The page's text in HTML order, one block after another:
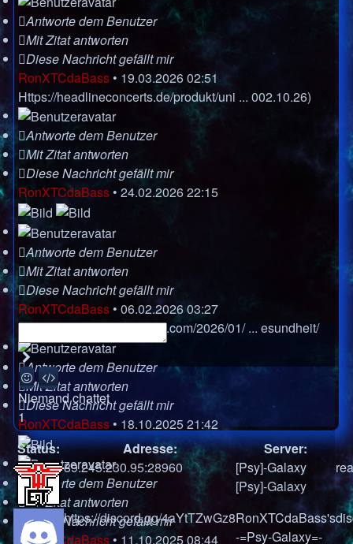
Antworte dem Benutzer
Mit Zitat antworten
Diese Nachricht gefällt mir
RonXTCdaBass • 19.03.2026 02:51
Https://headlineconcerts.de/produkt/uni ... 002.10.26)
Antworte dem Benutzer
Mit Zitat antworten
Diese Nachricht gefällt mir
RonXTCdaBass • 24.02.2026 22:15
Antworte dem Benutzer
Mit Zitat antworten
Diese Nachricht gefällt mir
RonXTCdaBass • 06.02.2026 03:27
Https://dieunbestechlichen.com/2026/01/ ... esundheit/
Antworte dem Benutzer
Mit Zitat antworten
Diese Nachricht gefällt mir
RonXTCdaBass•18.10.2025 21:42
Antworte dem Benutzer
Mit Zitat antworten
Diese Nachricht gefällt mir
RonXTCdaBass•11.10.2025 08:44
Senden
SmiliesBBCodes
Niemand chattet
1
Status:
Adresse:
Server:
89.245.230.95:28960
[Psy]-Galaxy
[Psy]-Galaxy
https://discord.gg/4aYtTZwGz8RonXTCdaBass's
-=Psy-Galaxy=-